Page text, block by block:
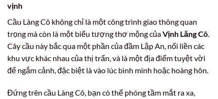
vịnh
Cầu Làng Cô không chỉ là một công trình giao thông quan
trọng mà còn là một biểu tượng thơ mộng củaVịnh Lăng Cô
Cây cầu này bắc qua một phần của đầm Lập An, nối liền các
khu vực khác nhau của thị trấn, và là một địa điểm tuyệt vời
để ngắm cảnh, đặc biệt là vào lúc bình minh hoặc hoàng hôn.
Đứng trên cầu Làng Cô, bạn có thể phóng tầm mắt ra xa,